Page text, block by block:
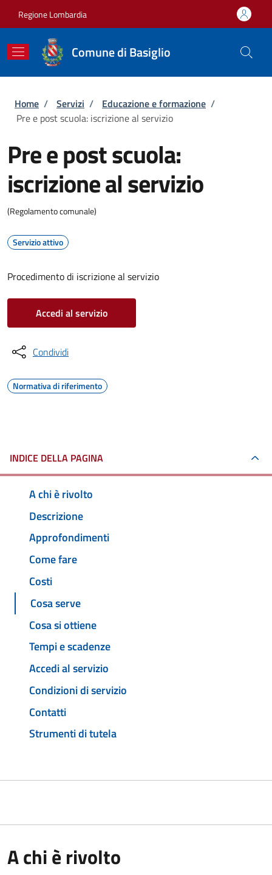
Regione Lombardia
Comune di Basiglio
Briciole di pane
Home / Servizi / Educazione e formazione /
Pre e post scuola: iscrizione al servizio
Pre e post scuola:
iscrizione al servizio
(Regolamento comunale)
Servizio attivo
Procedimento di iscrizione al servizio
Accedi al servizio
Condividi
Normativa di riferimento
INDICE DELLA PAGINA
A chi è rivolto
Descrizione
Approfondimenti
Come fare
Costi
Cosa serve
Cosa si ottiene
Tempi e scadenze
Accedi al servizio
Condizioni di servizio
Contatti
Strumenti di tutela
A chi è rivolto